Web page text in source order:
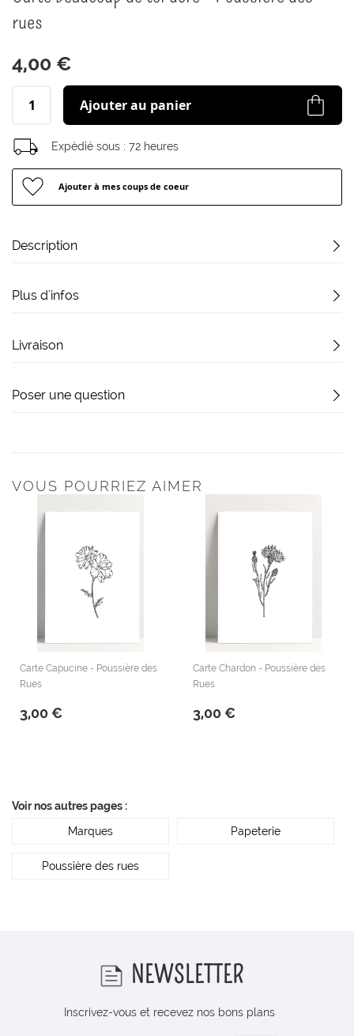
début
de
d’images
rues
4,00 €
Ajouter au panier
Expédié sous : 72 heures
Ajouter à mes coups de coeur
Description
Plus d'infos
Livraison
Poser une question
VOUS POURRIEZ AIMER
Carte Capucine - Poussière des
Rues
3,00 €
Carte Chardon - Poussière des
Rues
3,00 €
Voir nos autres pages :
Marques
Papeterie
Poussière des rues
NEWSLETTER
Inscrivez-vous et recevez nos bons plans